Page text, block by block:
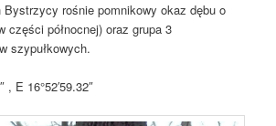
rośnie pomnikowy okaz dębu o
części północnej) oraz grupa 3
szypułkowych.
, E 16°52′59.32″